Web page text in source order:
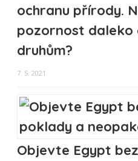
ochranu přírody.
pozornost daleko
druhům?
7. 5. 2021
Objevte Egypt